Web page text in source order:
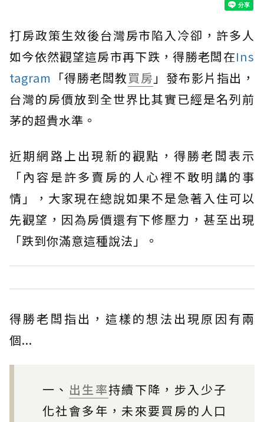
打房政策生效後台灣房市陷入冷卻，許多人
如今依然觀望這房市再下跌，得勝老闆在Ins
tagram 「得勝老闆教買房 」發布影片指出，
台灣的房價放到全世界比其實已經是名列前
茅的超貴水準。
近期網路上出現新的觀點，得勝老闆表示
「內容是許多賣房的人心裡不敢明講的事
情」，大家現在總說如果不是急著入住可以
先觀望，因為房價還有下修壓力，甚至出現
「跌到你滿意這種說法」。
得勝老闆指出，這樣的想法出現原因有兩
個...
一、 出生率持續下降，步入少子
化社會多年，未來要買房的人口